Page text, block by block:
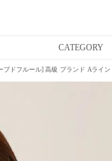
CATEGORY
ブドフルール] 高級 ブランド Aライ